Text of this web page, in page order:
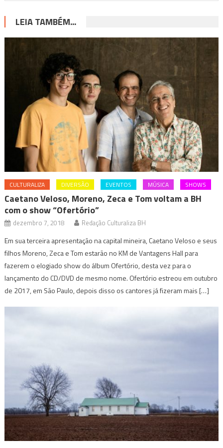
LEIA TAMBÉM...
CULTURALIZA DIVERSÃO EVENTOS MÚSICA SHOWS
Caetano Veloso, Moreno, Zeca e Tom voltam a BH
com o show “Ofertório”
dezembro 7, 2018 Redação Culturaliza BH
Em sua terceira apresentação na capital mineira, Caetano Veloso e seus
filhos Moreno, Zeca e Tom estarão no KM de Vantagens Hall para
fazerem o elogiado show do álbum Ofertório, desta vez para o
lançamento do CD/DVD de mesmo nome. Ofertório estreou em outubro
de 2017, em São Paulo, depois disso os cantores já fizeram mais […]